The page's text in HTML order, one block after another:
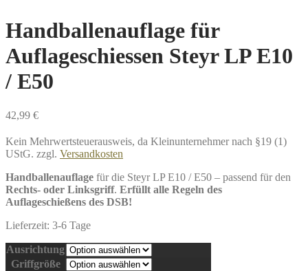
Handballenauflage für
Auflageschiessen Steyr LP E10
/ E50
42,99 €
Kein Mehrwertsteuerausweis, da Kleinunternehmer nach §19 (1)
UStG. zzgl. Versandkosten
Handballenauflage für die Steyr LP E10 / E50 – passend für den
Rechts- oder Linksgriff. Erfüllt alle Regeln des
Auflageschießens des DSB!
Lieferzeit: 3-6 Tage
Ausrichtung
Griffgröße